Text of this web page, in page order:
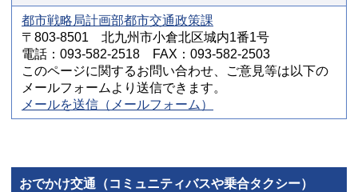
都市戦略局計画部都市交通政策課
〒803-8501 北九州市小倉北区城内1番1号
電話：093-582-2518 FAX：093-582-2503
このページに関するお問い合わせ、ご意見等は以下の
メールフォームより送信できます。
メールを送信（メールフォーム）
おでかけ交通（コミュニティバスや乗合タクシー）